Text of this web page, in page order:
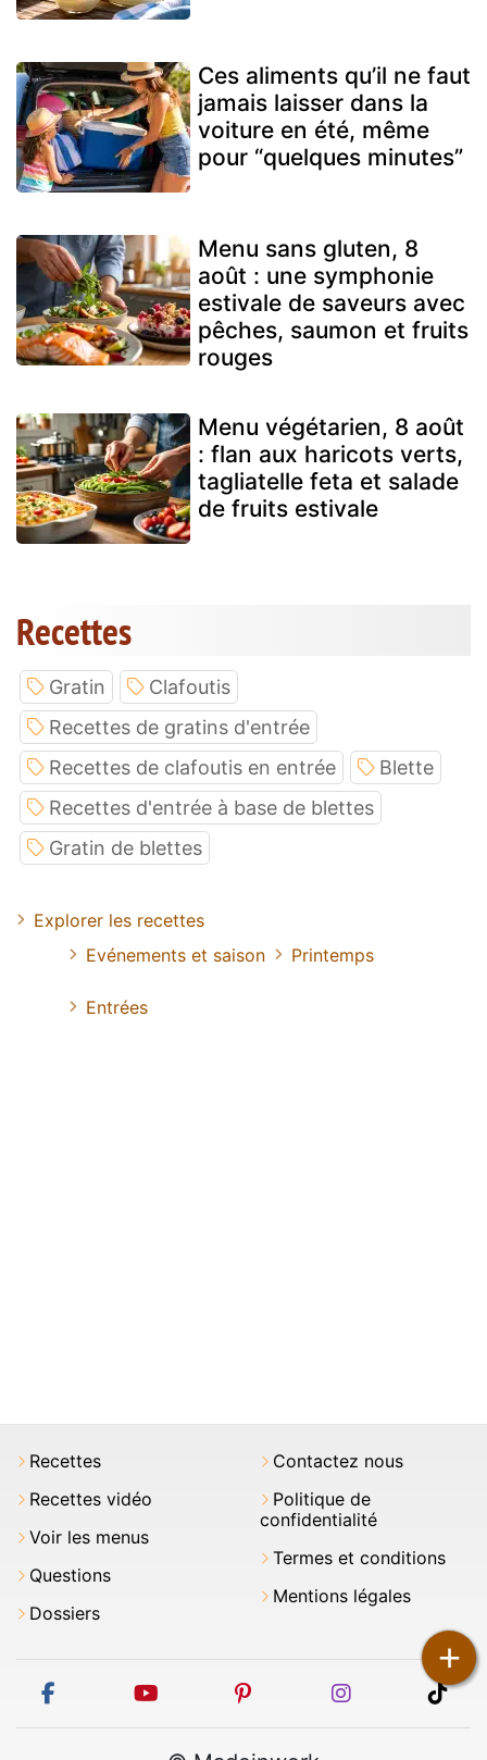
+
Ces aliments qu’il ne faut
jamais laisser dans la
voiture en été, même
pour “quelques minutes”
Menu sans gluten, 8
août : une symphonie
estivale de saveurs avec
pêches, saumon et fruits
rouges
Menu végétarien, 8 août
: flan aux haricots verts,
tagliatelle feta et salade
de fruits estivale
Recettes
Gratin
Clafoutis
Recettes de gratins d'entrée
Recettes de clafoutis en entrée
Blette
Recettes d'entrée à base de blettes
Gratin de blettes
Explorer les recettes
Evénements et saison
Printemps
Entrées
Recettes
Recettes vidéo
Voir les menus
Questions
Dossiers
Contactez nous
Politique de
confidentialité
Termes et conditions
Mentions légales
facebook youtube pinterest instagram